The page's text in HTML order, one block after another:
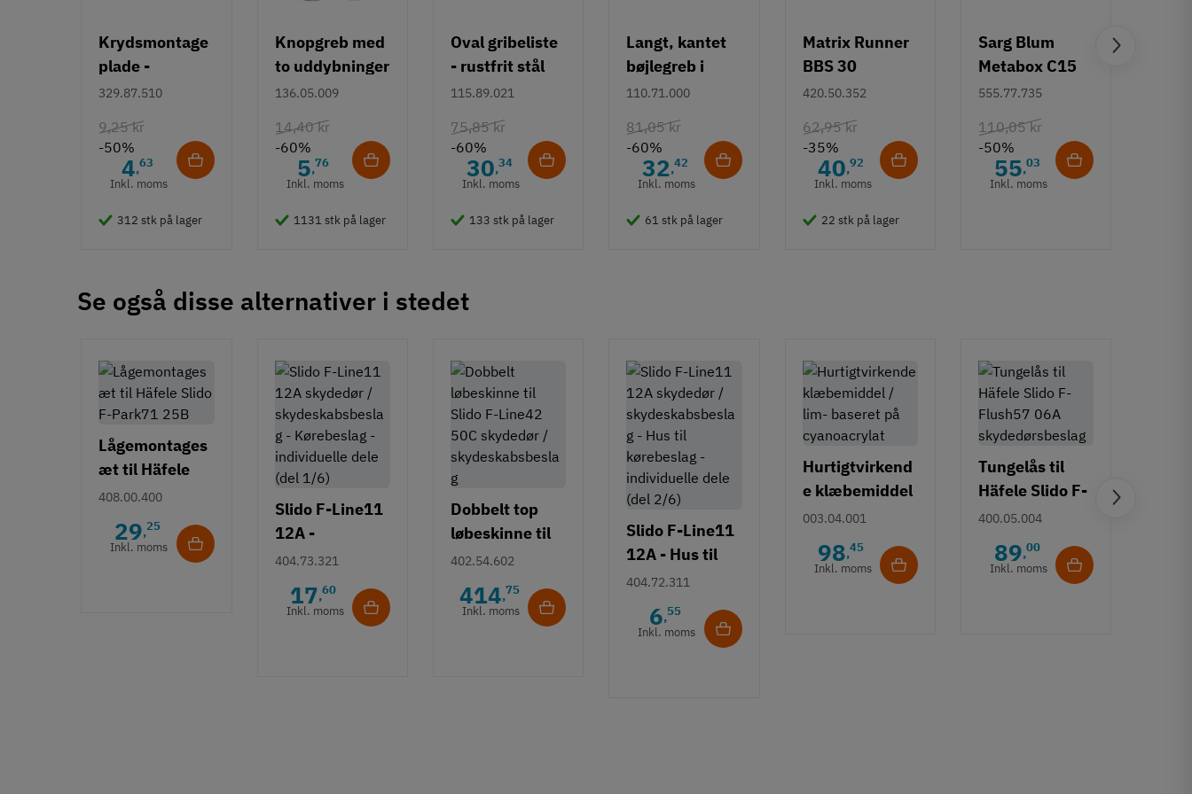
Krydsmontage
plade -
Duomatic SL -
329.87.510
9,25 kr
-50%
4,63
Inkl. moms
312 stk på lager
Knopgreb med
to uddybninger
- rustfrit stål
136.05.009
14,40 kr
-60%
5,76
Inkl. moms
1131 stk på lager
Oval gribeliste
- rustfrit stål
115.89.021
75,85 kr
-60%
30,34
Inkl. moms
133 stk på lager
Langt, kantet
bøjlegreb i
rustfrit stål m/
- 490 mm
110.71.000
81,05 kr
-60%
32,42
Inkl. moms
61 stk på lager
Matrix Runner
BBS 30
kugleudtræk -
420.50.352
62,95 kr
-35%
40,92
Inkl. moms
22 stk på lager
Sarg Blum
Metabox C15
320 M - højde
555.77.735
110,05 kr
-50%
55,03
Inkl. moms
Se også disse alternativer i stedet
Lågemontages
æt til Häfele
Slido F-Park71
408.00.400
29,25
Inkl. moms
Slido F-Line11
12A -
Kørebeslag -
individuelle
dele (del 1/6)
404.73.321
17,60
Inkl. moms
Dobbelt top
løbeskinne til
Slido F-Line42
402.54.602
414,75
Inkl. moms
Slido F-Line11
12A - Hus til
kørebeslag -
individuelle
dele (del 2/6)
404.72.311
6,55
Inkl. moms
Hurtigtvirkend
e klæbemiddel
- baseret på
cyanoacrylat
003.04.001
98,45
Inkl. moms
Tungelås til
Häfele Slido F-
Flush57 06A
skydedørsbesl
ag
400.05.004
89,00
Inkl. moms